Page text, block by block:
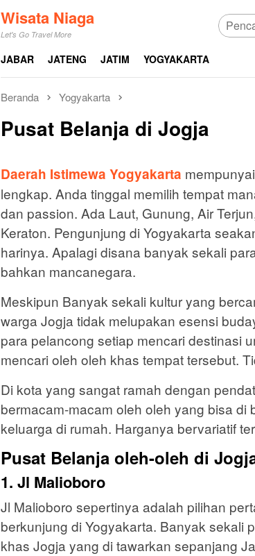
Wisata Niaga
Let's Go Travel More
JABAR JATENG JATIM YOGYAKARTA
Beranda Yogyakarta
Pusat Belanja di Jogja
Daerah Istimewa Yogyakarta
lengkap. Anda tinggal memilih tempat
dan passion. Ada Laut, Gunung, Air
Keraton. Pengunjung di Yogyakarta
harinya. Apalagi disana banyak sekali
bahkan mancanegara.
Meskipun Banyak sekali kultur yang
warga Jogja tidak melupakan esensi
para pelancong setiap mencari destinasi
mencari oleh oleh khas tempat tersebut.
Di kota yang sangat ramah dengan
bermacam-macam oleh oleh yang bisa di
keluarga di rumah. Harganya bervariatif
Pusat Belanja oleh-oleh di
1. Jl Malioboro
Jl Malioboro sepertinya adalah pilihan
berkunjung di Yogyakarta. Banyak sekali
khas Jogja yang di tawarkan sepanjang